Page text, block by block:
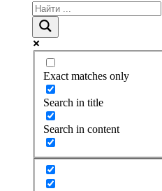
Exact matches only
Search in title
Search in content